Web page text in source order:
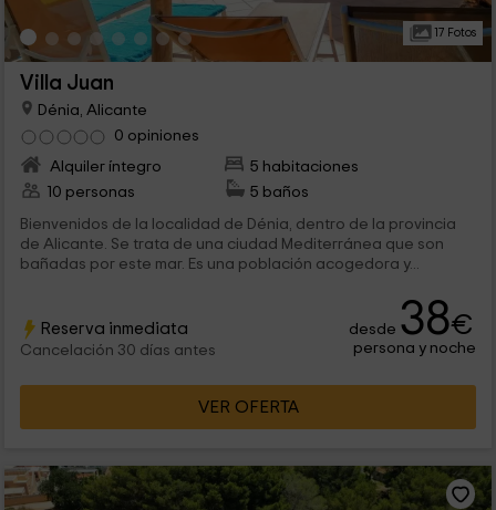
17 Fotos
Villa Juan
Dénia, Alicante
0 opiniones
Alquiler íntegro
5 habitaciones
10 personas
5 baños
Bienvenidos de la localidad de Dénia, dentro de la provincia
de Alicante. Se trata de una ciudad Mediterránea que son
bañadas por este mar. Es una población acogedora y...
Reserva inmediata
Cancelación 30 días antes
desde 38€
persona y noche
VER OFERTA